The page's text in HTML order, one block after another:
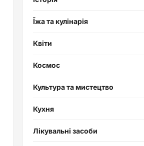
Їжа та кулінарія
Квіти
Космос
Культура та мистецтво
Кухня
Лікувальні засоби